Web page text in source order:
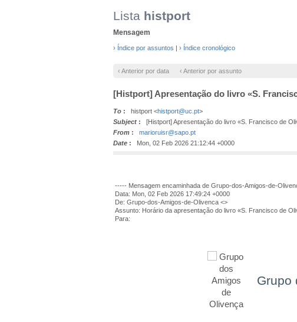
Lista histport
Mensagem
› Índice por assuntos | › Índice cronológico
‹ Anterior por data ‹ Anterior por assunto
[Histport] Apresentação do livro «S.
To : histport <histport@uc.pt>
Subject : [Histport] Apresentação do livro «S. Francisco de
From :
marioruisr@sapo.pt
Date : Mon, 02 Feb 2026 21:12:44 +0000
----- Mensagem encaminhada de Grupo-dos-Amigos-de-
Data: Mon, 02 Feb 2026 17:49:24 +0000
De: Grupo-dos-Amigos-de-Olivenca <>
Assunto: Horário da apresentação do livro «S. Francisco de
Para:
Grupo